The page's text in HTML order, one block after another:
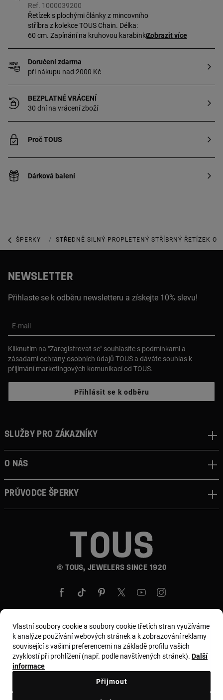
Ref. 1000039200
Řetízek s plochými články z mincovního
stříbra z kolekce TOUS Chain. Délka:
60 cm. Zapínání na kruhovou karabinku.Zobrazit více
Doručení zdarma
při nákupu nad 2000 Kč
BEZPLATNÉ VRÁCENÍ
30 dní na vrácení zboží
Proč TOUS
Dárková balení
ŠPERKY ŠPERKY Z MINCOVNÍHO STŘÍBRA
STŘEDNĚ SILNÝ PROPLETENÝ STŘÍBRNÝ ŘETÍZEK
NEWSLETTER
Přihlaste se k odběru newsletteru a získejte 10% slevu!
E-mail
Kliknutím na "Zaregistrovat se" souhlasíte s podmínkami a
zásadamiochrany osobních údajů TOUS a dáváte souhlas k
přijímání marketingových komunikací od TOUS.
Přihlásit se k odběru
© TOUS, JEWELERS SINCE 1920
Služby pro zákazníky
O nás
Průvodce šperky
Země a měna: Czech Republic / Euro
Všeobecné podmínky
Vlastní soubory cookie a soubory cookie třetích stran využíváme
k analýze používání webových stránek a k zobrazování reklamy
související s vašimi preferencemi na základě profilu vašich
zvyklostí při prohlížení (např. podle navštívených stránek). Další
informace
Přijmout